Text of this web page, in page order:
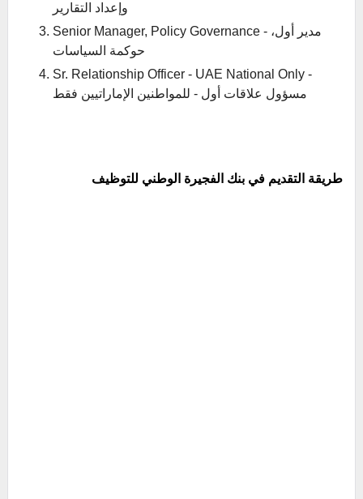
وإعداد التقارير
Senior Manager, Policy Governance - مدير أول،
حوكمة السياسات
Sr. Relationship Officer - UAE National Only -
مسؤول علاقات أول - للمواطنين الإماراتيين فقط
طريقة التقديم في بنك الفجيرة الوطني للتوظيف